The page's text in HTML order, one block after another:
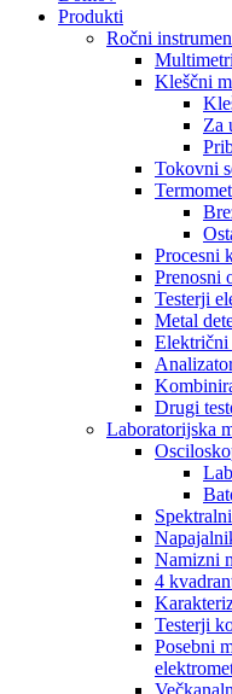
Produkti
Ročni
Multimetri
Kleščni
Za
Tokovni
Procesni
Prenosni
Testerji
Metal
Električni
Drugi
Laboratorijska
Namizni
4
Testerji
Posebni